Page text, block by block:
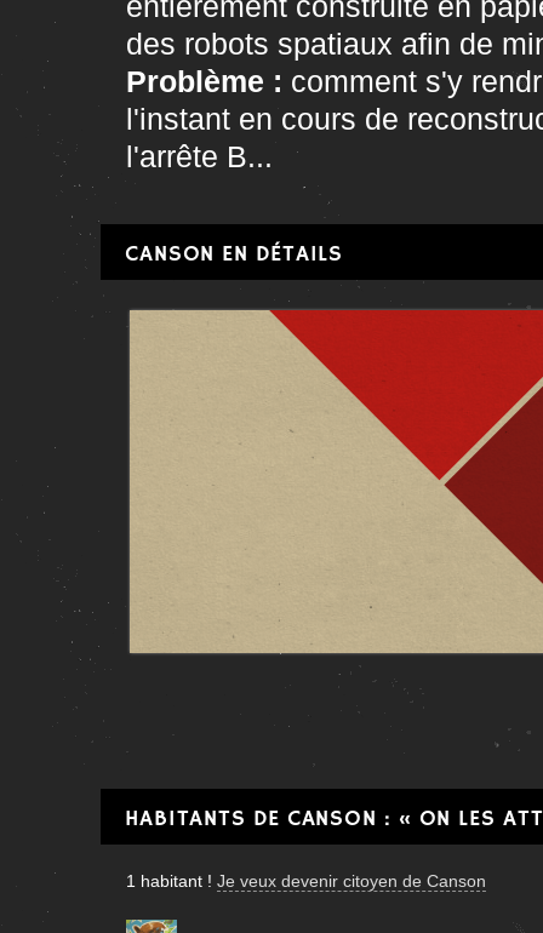
des robots spatiaux afin de
Problème : comment s'y
l'instant en cours de
l'arrête B...
CANSON EN DÉTAILS
HABITANTS DE CANSON : « ON LES
1 habitant ! Je veux devenir citoyen de Canson